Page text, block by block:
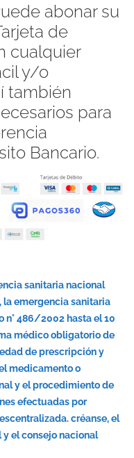
abonar su
de
cualquier
y/o
también
para
Bancario.
sanitaria nacional
emergencia sanitaria
n° 486/2002 hasta el 10
médico obligatorio de
de prescripción y
medicamento o
y el procedimiento de
efectuadas por
créanse, el
el consejo nacional